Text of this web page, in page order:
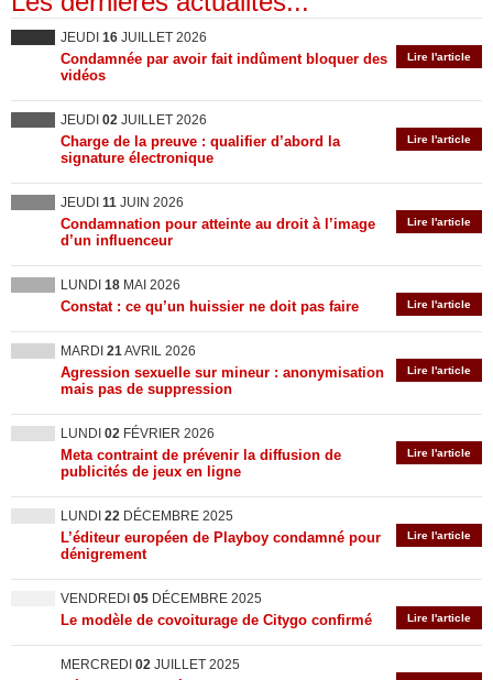
JEUDI 16 JUILLET 2026
Lire l'article
Condamnée par avoir fait indûment bloquer des
vidéos
JEUDI 02 JUILLET 2026
Lire l'article
Charge de la preuve : qualifier d’abord la
signature électronique
JEUDI 11 JUIN 2026
Lire l'article
Condamnation pour atteinte au droit à l’image
d’un influenceur
LUNDI 18 MAI 2026
Lire l'article
Constat : ce qu’un huissier ne doit pas faire
MARDI 21AVRIL 2026
Lire l'article
Agression sexuelle sur mineur : anonymisation
mais pas de suppression
LUNDI 02 FÉVRIER 2026
Lire l'article
Meta contraint de prévenir la diffusion de
publicités de jeux en ligne
LUNDI 22 DÉCEMBRE 2025
Lire l'article
L’éditeur européen de Playboy condamné pour
dénigrement
VENDREDI 05 DÉCEMBRE 2025
Lire l'article
Le modèle de covoiturage de Citygo confirmé
MERCREDI 02 JUILLET 2025